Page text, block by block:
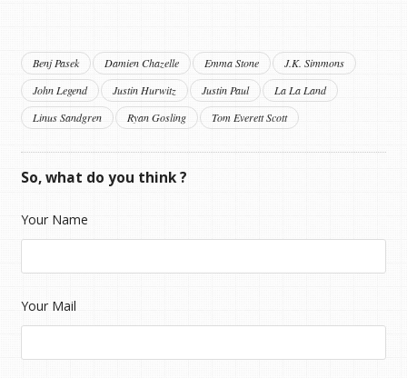
Benj Pasek Damien Chazelle Emma Stone
J.K. Simmons
John Legend
Justin Hurwitz Justin Paul
La La Land
Linus Sandgren
Ryan Gosling Tom Everett Scott
So, what do you think ?
Your Name
Your Mail